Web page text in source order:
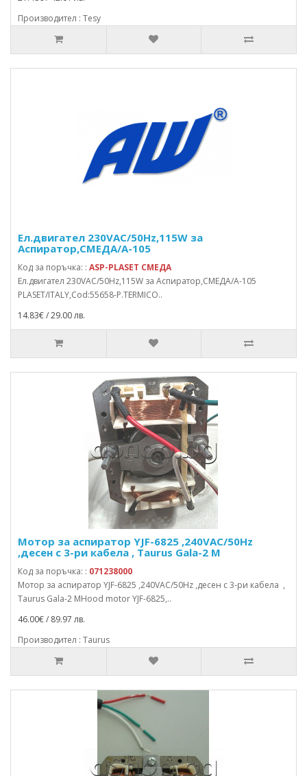
Производител : Tesy
Ел.двигател 230VAC/50Hz,115W за
Аспиратор,СМЕДА/А-105
Код за поръчка: : ASP-PLASET СМЕДА
Ел.двигател 230VAC/50Hz,115W за Аспиратор,СМЕДА/А-105
PLASET/ITALY,Cod:55658-P.TERMICO..
14.83€ / 29.00 лв.
Мотор за аспиратор YJF-6825 ,240VAC/50Hz
,десен с 3-ри кабела , Taurus Gala-2 M
Код за поръчка: : 071238000
Мотор за аспиратор YJF-6825 ,240VAC/50Hz ,десен с 3-ри кабела ,
Taurus Gala-2 MHood motor YJF-6825,..
46.00€ / 89.97 лв.
Производител : Taurus